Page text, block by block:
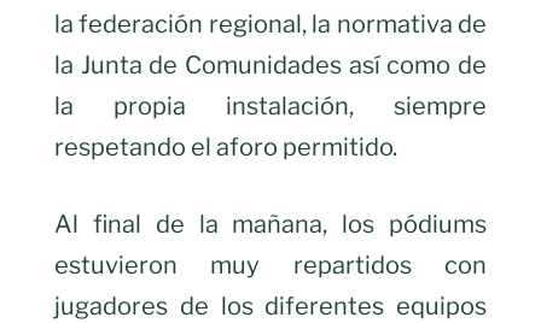
la federación regional, la normativa de
la Junta de Comunidades así como de
la propia instalación, siempre
respetando el aforo permitido.
Al final de la mañana, los pódiums
estuvieron muy repartidos con
jugadores de los diferentes equipos